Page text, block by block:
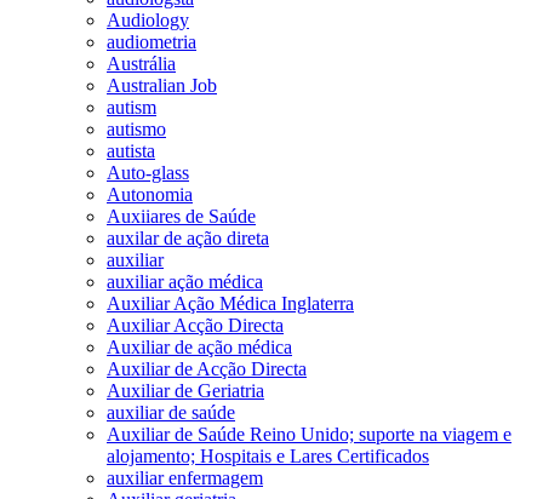
Audiology
audiometria
Austrália
Australian Job
autism
autismo
autista
Auto-glass
Autonomia
Auxiiares de Saúde
auxilar de ação direta
auxiliar
auxiliar ação médica
Auxiliar Ação Médica Inglaterra
Auxiliar Acção Directa
Auxiliar de ação médica
Auxiliar de Acção Directa
Auxiliar de Geriatria
auxiliar de saúde
Auxiliar de Saúde Reino Unido; suporte na viagem e
alojamento; Hospitais e Lares Certificados
auxiliar enfermagem